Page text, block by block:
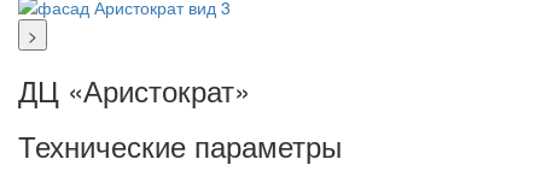
>
ДЦ «Аристократ»
Технические параметры